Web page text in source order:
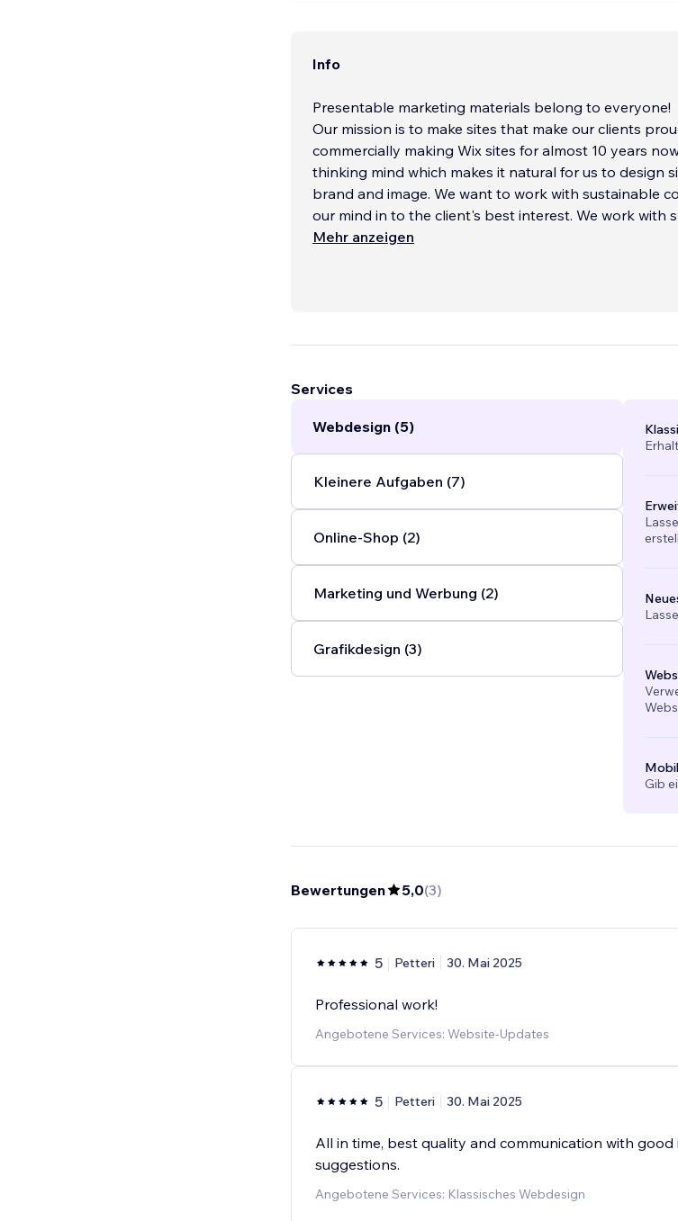
Info
Presentable marketing materials belong to everyone!
Our mission is to make sites that make our clients
commercially making Wix sites for almost 10 years
thinking mind which makes it natural for us to design
brand and image. We want to work with sustainable
our mind in to the client's best interest. We work with
Mehr anzeigen
Services
Webdesign (5)
Kleinere Aufgaben (7)
Online-Shop (2)
Marketing und Werbung (2)
Grafikdesign (3)
Gib
Bewertungen 5,0(3)
5 Petteri 30. Mai 2025
Professional work!
Angebotene Services: Website-Updates
5 Petteri 30. Mai 2025
All in time, best quality and communication with
suggestions.
Angebotene Services: Klassisches Webdesign